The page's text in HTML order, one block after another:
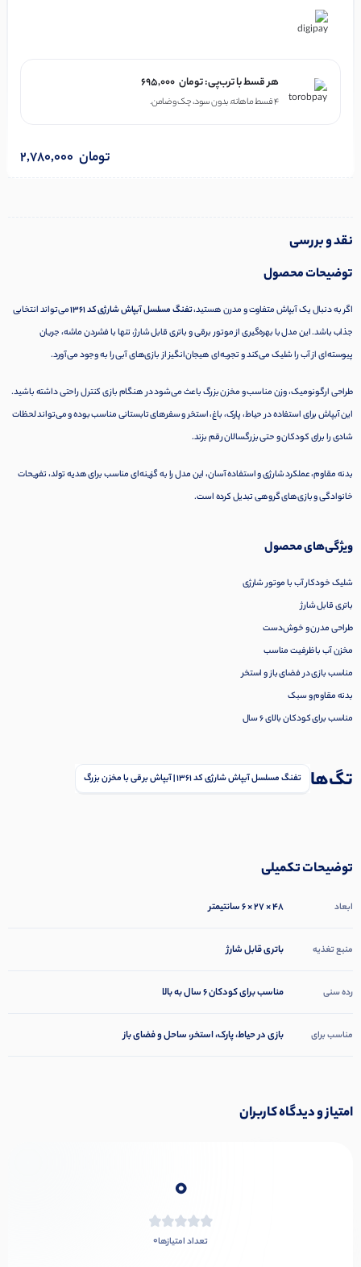
هر قسط با ترب‌پی: 695,000 تومان
۴ قسط ماهانه. بدون سود، چک و ضامن.
2,780,000 تومان
نقد و بررسی
توضیحات محصول
اگر به دنبال یک آبپاش متفاوت و مدرن هستید،تفنگ مسلسل آبپاش شارژی کد 1361
می‌تواند انتخابی
جذاب باشد. این مدل با بهره‌گیری از موتور برقی و باتری قابل شارژ، تنها با فشردن ماشه، جریان
پیوسته‌ای از آب را شلیک می‌کند و تجربه‌ای هیجان‌انگیز از بازی‌های آبی را به وجود می‌آورد.
طراحی ارگونومیک، وزن مناسب و مخزن بزرگ باعث می‌شود در هنگام بازی کنترل راحتی داشته باشید.
این آبپاش برای استفاده در حیاط، پارک، باغ، استخر و سفرهای تابستانی مناسب بوده و می‌تواند لحظات
شادی را برای کودکان و حتی بزرگسالان رقم بزند.
بدنه مقاوم، عملکرد شارژی و استفاده آسان، این مدل را به گزینه‌ای مناسب برای هدیه تولد، تفریحات
خانوادگی و بازی‌های گروهی تبدیل کرده است.
ویژگی‌های محصول
شلیک خودکار آب با موتور شارژی
باتری قابل شارژ
طراحی مدرن و خوش‌دست
مخزن آب با ظرفیت مناسب
مناسب بازی در فضای باز و استخر
بدنه مقاوم و سبک
مناسب برای کودکان بالای 6 سال
تگ‌ها تفنگ مسلسل آبپاش شارژی کد 1361 | آبپاش برقی با مخزن بزرگ
توضیحات تکمیلی
ابعاد 48 × 27 × 6 سانتیمتر
منبع تغذیه باتری قابل شارژ
رده سنی مناسب برای کودکان 6 سال به بالا
مناسب برای بازی در حیاط، پارک، استخر، ساحل و فضای باز
امتیاز و دیدگاه کاربران
0
تعداد امتیازها0